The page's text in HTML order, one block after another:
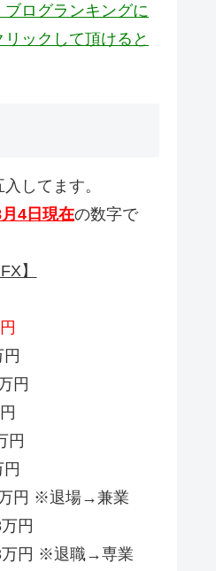
ログランキングに
ックして頂けると
してます。
4日現在の数字で
FX】
円
円
円 ※退場→兼業
円
円 ※退職→専業